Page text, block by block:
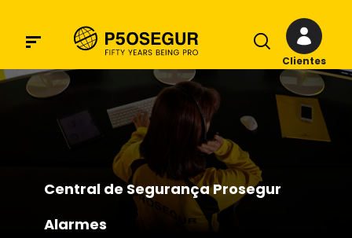
Clientes
Central de Segurança Prosegur
Alarmes